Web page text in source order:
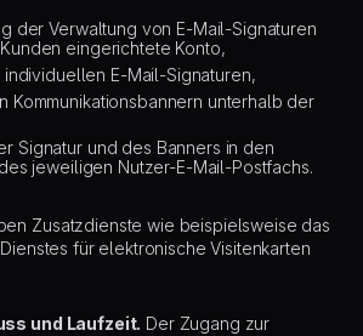
der Verwaltung von E-Mail-Signaturen
eingerichtete Konto,
E-Mail-Signaturen,
Kommunikationsbannern unterhalb der
Signatur und des Banners in den
jeweiligen Nutzer-E-Mail-Postfachs.
Zusatzdienste wie beispielsweise das
für elektronische Visitenkarten
und Laufzeit. Der Zugang zur